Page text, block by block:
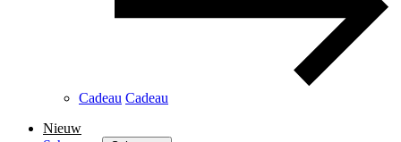
Cadeau Cadeau
Nieuw